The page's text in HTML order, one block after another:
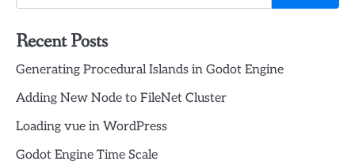
Recent Posts
Generating Procedural Islands in Godot Engine
Adding New Node to FileNet Cluster
Loading vue in WordPress
Godot Engine Time Scale